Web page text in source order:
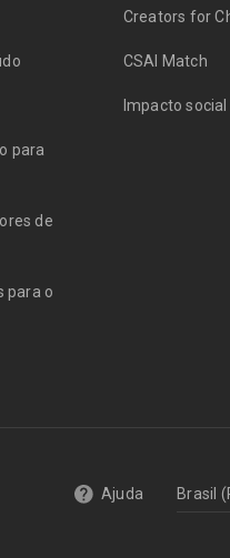
para
de
para o
Creators for
CSAI Match
Impacto social
Ajuda